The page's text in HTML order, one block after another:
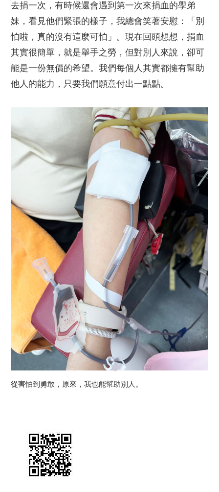
去捐一次，有時候還會遇到第一次來捐血的學弟
妹，看見他們緊張的樣子，我總會笑著安慰：「別
怕啦，真的沒有這麼可怕」。現在回頭想想，捐血
其實很簡單，就是舉手之勞，但對別人來說，卻可
能是一份無價的希望。我們每個人其實都擁有幫助
他人的能力，只要我們願意付出一點點。
從害怕到勇敢，原來，我也能幫助別人。